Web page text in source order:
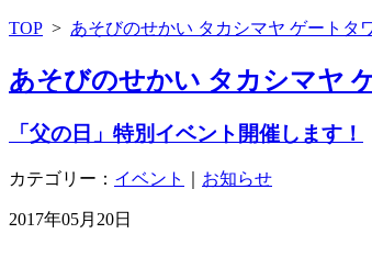
TOP > あそびのせかい タカシマヤ ゲートタ
あそびのせかい タカシマヤ
「父の日」特別イベント開催します！
カテゴリー： イベント お知らせ
2017年05月20日